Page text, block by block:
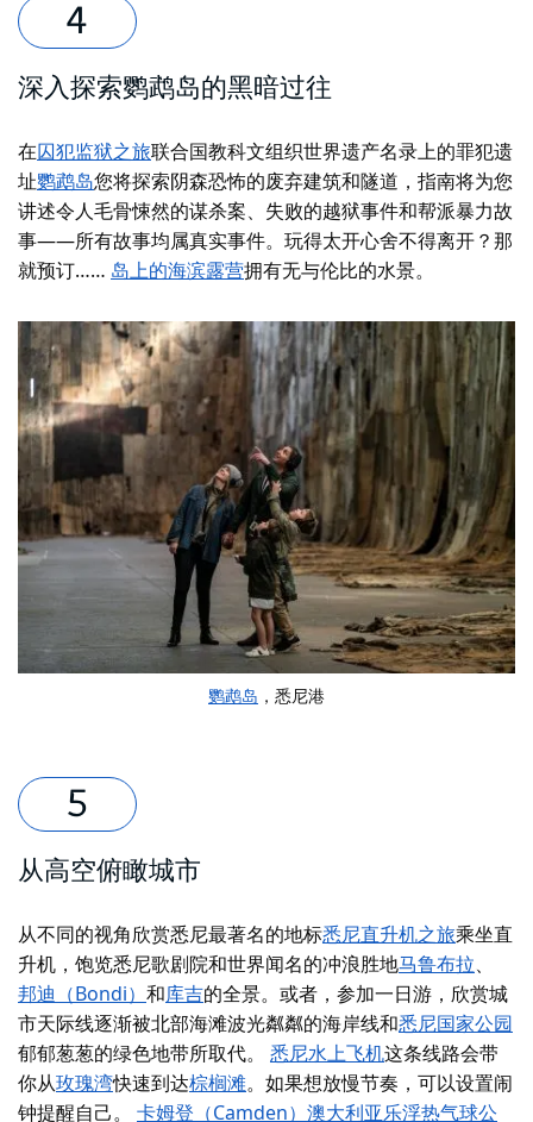
深入探索鹦鹉岛的黑暗过往
在囚犯监狱之旅联合国教科文组织世界遗产名录上的罪犯遗
址鹦鹉岛您将探索阴森恐怖的废弃建筑和隧道，指南将为您
讲述令人毛骨悚然的谋杀案、失败的越狱事件和帮派暴力故
事——所有故事均属真实事件。玩得太开心舍不得离开？那
就预订…… 岛上的海滨露营拥有无与伦比的水景。
鹦鹉岛 ，悉尼港
从高空俯瞰城市
从不同的视角欣赏悉尼最著名的地标悉尼直升机之旅乘坐直
升机，饱览悉尼歌剧院和世界闻名的冲浪胜地马鲁布拉、
邦迪（Bondi） 和库吉的全景。或者， 参加一日游， 欣赏城
市天际线逐渐被北部海滩波光粼粼的海岸线和悉尼国家公园
郁郁葱葱的绿色地带所取代。 悉尼水上飞机这条线路会带
你从玫瑰湾快速到达棕榈滩。如果想放慢节奏，可以设置闹
钟提醒自己。
卡姆登（Camden）澳大利亚乐浮热气球公